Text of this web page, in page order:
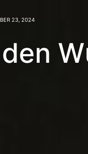
23, 2024